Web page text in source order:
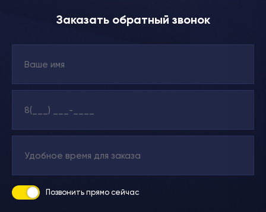
Заказать обратный звонок
Позвонить прямо сейчас